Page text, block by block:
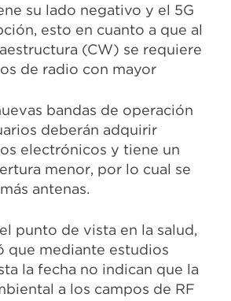
su lado negativo y el 5G
esto en cuanto a que al
(CW) se requiere
de radio con mayor
bandas de operación
deberán adquirir
electrónicos y tiene un
menor, por lo cual se
antenas.
punto de vista en la salud,
que mediante estudios
la fecha no indican que la
a los campos de RF